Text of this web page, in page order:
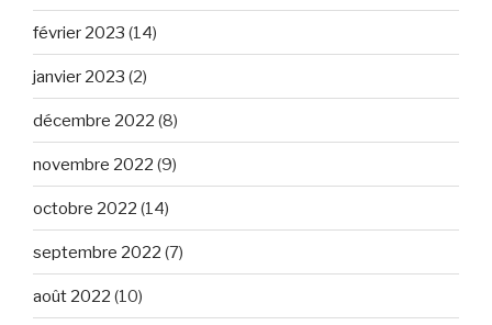
février 2023 (14)
janvier 2023 (2)
décembre 2022 (8)
novembre 2022 (9)
octobre 2022 (14)
septembre 2022 (7)
août 2022 (10)